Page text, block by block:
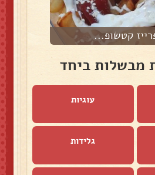
קטשופ...
מבשלות ביחד
עוגיות
גלידות